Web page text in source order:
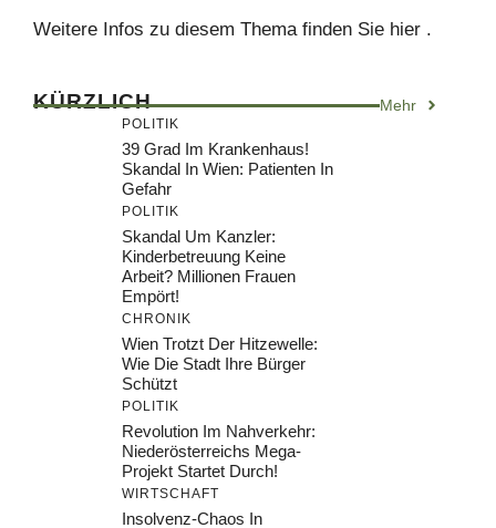
Weitere Infos zu diesem Thema finden Sie hier .
KÜRZLICH Mehr
POLITIK
39 Grad Im Krankenhaus!
Skandal In Wien: Patienten In
Gefahr
POLITIK
Skandal Um Kanzler:
Kinderbetreuung Keine
Arbeit? Millionen Frauen
Empört!
CHRONIK
Wien Trotzt Der Hitzewelle:
Wie Die Stadt Ihre Bürger
Schützt
POLITIK
Revolution Im Nahverkehr:
Niederösterreichs Mega-
Projekt Startet Durch!
WIRTSCHAFT
Insolvenz-Chaos In